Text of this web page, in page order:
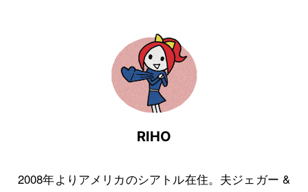
RIHO
2008年よりアメリカのシアトル在住。夫ジェガー &